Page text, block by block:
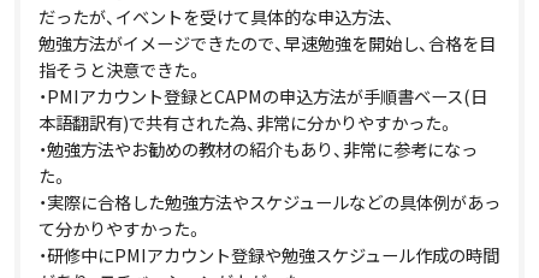
だったが、イベントを受けて具体的な申込方法、
勉強方法がイメージできたので、早速勉強を開始し、合格を目
指そうと決意できた。
・PMIアカウント登録とCAPMの申込方法が手順書ベース(日
本語翻訳有)で共有された為、非常に分かりやすかった。
・勉強方法やお勧めの教材の紹介もあり、非常に参考になっ
た。
・実際に合格した勉強方法やスケジュールなどの具体例があっ
て分かりやすかった。
・研修中にPMIアカウント登録や勉強スケジュール作成の時間